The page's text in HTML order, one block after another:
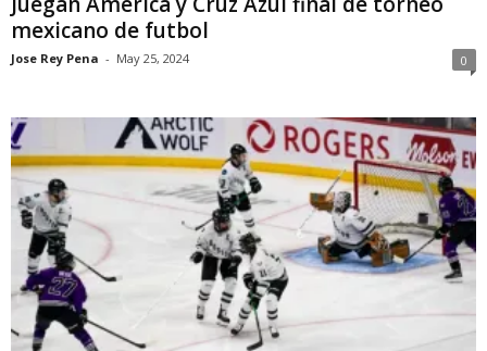
mexicano de futbol
Jose Rey Pena - May 25, 2024 0